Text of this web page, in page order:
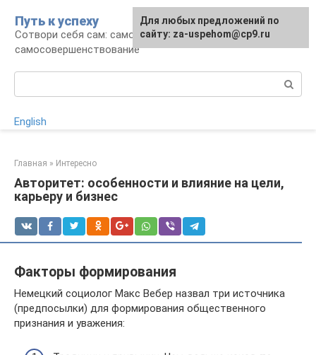
контенту
Путь к успеху
Сотвори себя сам: саморазвитие и
самосовершенствование
English
Главная » Интересно
Авторитет: особенности и влияние на цели,
карьеру и бизнес
Факторы формирования
Немецкий социолог Макс Вебер назвал три источника
(предпосылки) для формирования общественного
признания и уважения:
Для любых предложений по
сайту: za-uspehom@cp9.ru